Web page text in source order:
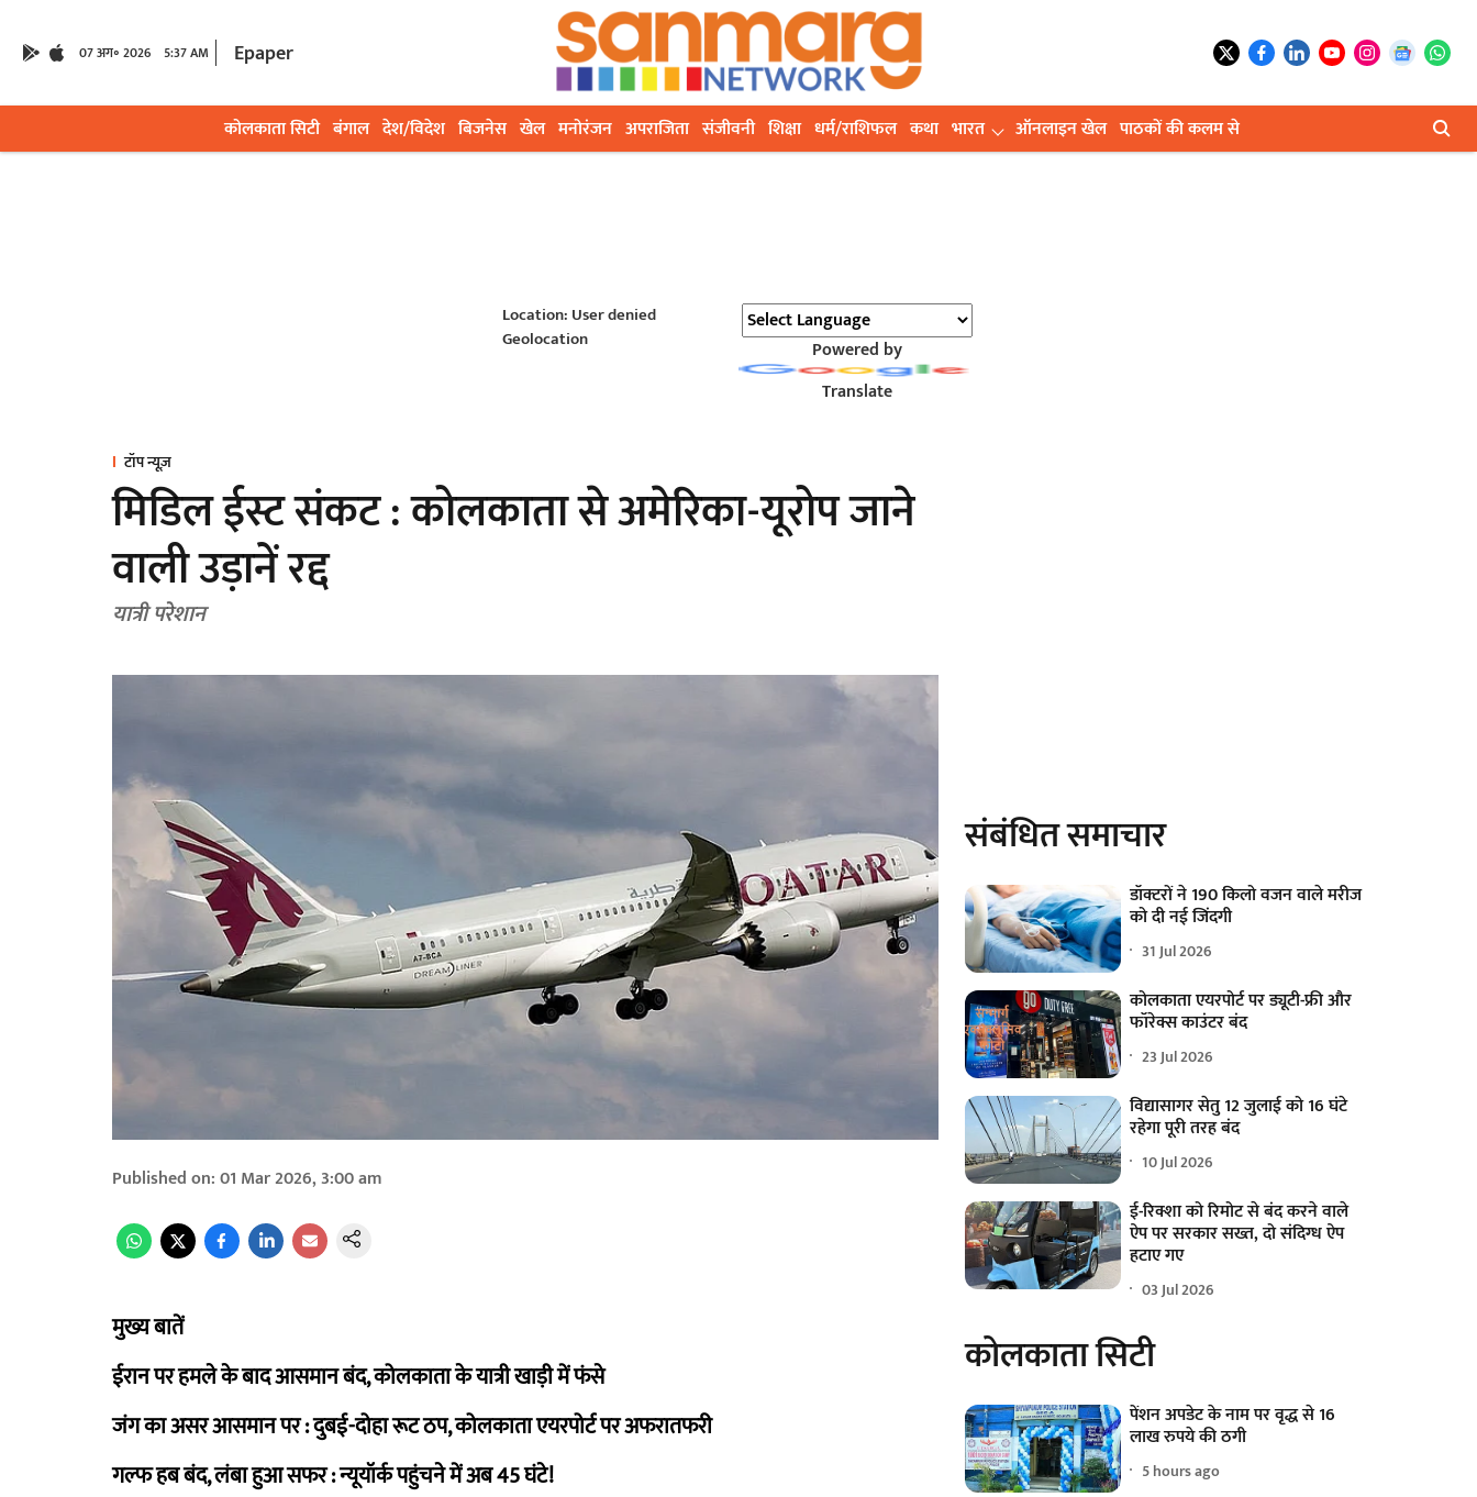
07 अग॰ 2026 5:37 AM Epaper
कोलकाता सिटी बंगाल देश/विदेश बिजनेस खेल मनोरंजन अपराजिता संजीवनी शिक्षा धर्म/राशिफल कथा भारत ऑनलाइन खेल पाठकों की कलम से
Location: User denied
Geolocation
Powered by
Translate
टॉप न्यूज़
मिडिल ईस्ट संकट : कोलकाता से अमेरिका-यूरोप जाने
वाली उड़ानें रद्द
यात्री परेशान
Published on:01 Mar 2026, 3:00 am
मुख्य बातें
ईरान पर हमले के बाद आसमान बंद, कोलकाता के यात्री खाड़ी में फंसे
जंग का असर आसमान पर : दुबई-दोहा रूट ठप, कोलकाता एयरपोर्ट पर अफरातफरी
गल्फ हब बंद, लंबा हुआ सफर : न्यूयॉर्क पहुंचने में अब 45 घंटे!
संबंधित समाचार
डॉक्टरों ने 190 किलो वजन वाले मरीज
को दी नई जिंदगी
31 Jul 2026
कोलकाता एयरपोर्ट पर ड्यूटी-फ्री और
फॉरेक्स काउंटर बंद
23 Jul 2026
विद्यासागर सेतु 12 जुलाई को 16 घंटे
रहेगा पूरी तरह बंद
10 Jul 2026
ई-रिक्शा को रिमोट से बंद करने वाले
ऐप पर सरकार सख्त, दो संदिग्ध ऐप
हटाए गए
03 Jul 2026
कोलकाता सिटी
पेंशन अपडेट के नाम पर वृद्ध से 16
लाख रुपये की ठगी
5 hours ago